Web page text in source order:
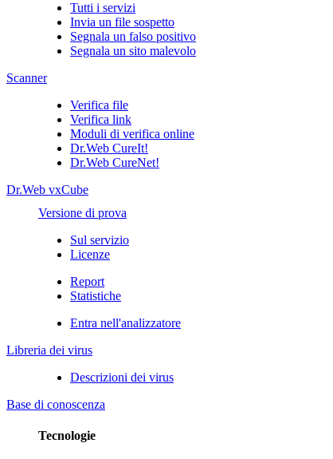
Tutti i servizi
Invia un file sospetto
Segnala un falso positivo
Segnala un sito malevolo
Scanner
Verifica file
Verifica link
Moduli di verifica online
Dr.Web CureIt!
Dr.Web CureNet!
Dr.Web vxCube
Versione di prova
Sul servizio
Licenze
Report
Statistiche
Entra nell'analizzatore
Libreria dei virus
Descrizioni dei virus
Base di conoscenza
Tecnologie